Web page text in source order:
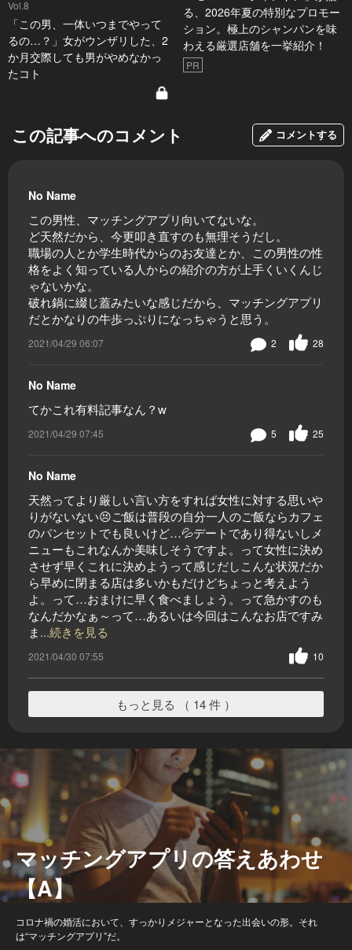
Vol.8
「この男、一体いつまでやって
るの…？」女がウンザリした、2
か月交際しても男がやめなかっ
たコト
る、2026年夏の特別なプロモー
ション。極上のシャンパンを味
わえる厳選店舗を一挙紹介！
PR
この記事へのコメント コメントする
No Name
この男性、マッチングアプリ向いてないな。
ど天然だから、今更叩き直すのも無理そうだし。
職場の人とか学生時代からのお友達とか、この男性の性
格をよく知っている人からの紹介の方が上手くいくんじ
ゃないかな。
破れ鍋に綴じ蓋みたいな感じだから、マッチングアプリ
だとかなりの牛歩っぷりになっちゃうと思う。
2021/04/29 06:07 28
2
No Name
てかこれ有料記事なん？w
2021/04/29 07:45 25
5
No Name
天然ってより厳しい言い方をすれば女性に対する思いや
りがないない😣ご飯は普段の自分一人のご飯ならカフェ
のパンセットでも良いけど…💦デートであり得ないしメ
ニューもこれなんか美味しそうですよ。って女性に決め
させず早くこれに決めようって感じだしこんな状況だか
ら早めに閉まる店は多いかもだけどちょっと考えよう
よ。って…おまけに早く食べましょう。って急かすのも
なんだかなぁ～って…あるいは今回はこんなお店ですみ
ま...続きを見る
2021/04/30 07:55 10
もっと見る （ 14 件 ）
マッチングアプリの答えあわせ
【A】
コロナ禍の婚活において、すっかりメジャーとなった出会いの形。それ
は“マッチングアプリ”だ。